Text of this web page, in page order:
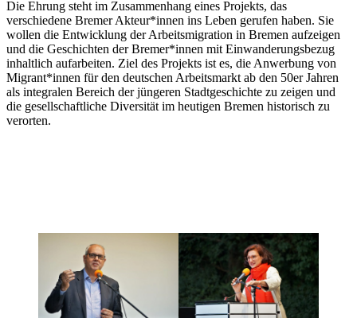
Die Ehrung steht im Zusammenhang eines Projekts, das
verschiedene Bremer Akteur*innen ins Leben gerufen haben. Sie
wollen die Entwicklung der Arbeitsmigration in Bremen aufzeigen
und die Geschichten der Bremer*innen mit Einwanderungsbezug
inhaltlich aufarbeiten. Ziel des Projekts ist es, die Anwerbung von
Migrant*innen für den deutschen Arbeitsmarkt ab den 50er Jahren
als integralen Bereich der jüngeren Stadtgeschichte zu zeigen und
die gesellschaftliche Diversität im heutigen Bremen historisch zu
verorten.